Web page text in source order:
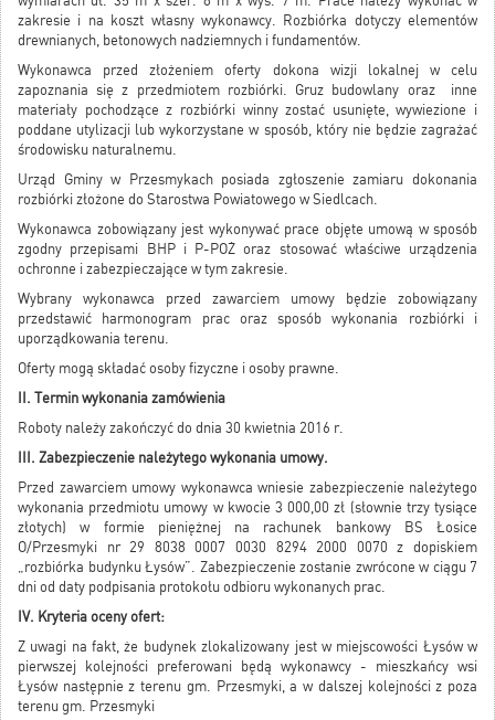
zakresie i na koszt własny wykonawcy. Rozbiórka dotyczy elementów
drewnianych, betonowych nadziemnych i fundamentów.
Wykonawca przed złożeniem oferty dokona wizji lokalnej w celu
zapoznania się z przedmiotem rozbiórki. Gruz budowlany oraz inne
materiały pochodzące z rozbiórki winny zostać usunięte, wywiezione i
poddane utylizacji lub wykorzystane w sposób, który nie będzie zagrażać
środowisku naturalnemu.
Urząd Gminy w Przesmykach posiada zgłoszenie zamiaru dokonania
rozbiórki złożone do Starostwa Powiatowego w Siedlcach.
Wykonawca zobowiązany jest wykonywać prace objęte umową w sposób
zgodny przepisami BHP i P-POŻ oraz stosować właściwe urządzenia
ochronne i zabezpieczające w tym zakresie.
Wybrany wykonawca przed zawarciem umowy będzie zobowiązany
przedstawić harmonogram prac oraz sposób wykonania rozbiórki i
uporządkowania terenu.
Oferty mogą składać osoby fizyczne i osoby prawne.
II. Termin wykonania zamówienia
Roboty należy zakończyć do dnia 30 kwietnia 2016 r.
III. Zabezpieczenie należytego wykonania umowy.
Przed zawarciem umowy wykonawca wniesie zabezpieczenie należytego
wykonania przedmiotu umowy w kwocie 3 000,00 zł (słownie trzy tysiące
złotych) w formie pieniężnej na rachunek bankowy BS Łosice
O/Przesmyki nr 29 8038 0007 0030 8294 2000 0070 z dopiskiem
„rozbiórka budynku Łysów”. Zabezpieczenie zostanie zwrócone w ciągu 7
dni od daty podpisania protokołu odbioru wykonanych prac.
IV. Kryteria oceny ofert:
Z uwagi na fakt, że budynek zlokalizowany jest w miejscowości Łysów w
pierwszej kolejności preferowani będą wykonawcy - mieszkańcy wsi
Łysów następnie z terenu gm. Przesmyki, a w dalszej kolejności z poza
terenu gm. Przesmyki